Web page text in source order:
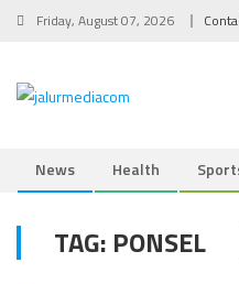
Skip
Friday, August 07, 2026
News Health
TAG: PONSEL